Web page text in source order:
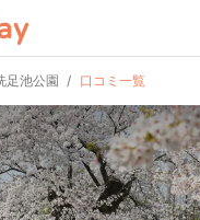
足池公園 口コミ一覧